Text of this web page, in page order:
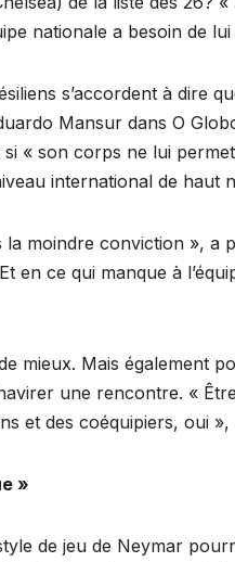
nationale a besoin de
s’accordent à dire
Mansur dans O
« son corps ne lui
international de haut
la moindre conviction »,
en ce qui manque à
mieux. Mais également
une rencontre. «
et des coéquipiers, oui
»
de jeu de Neymar